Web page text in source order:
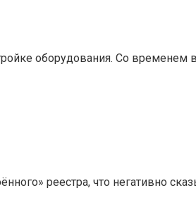
оборудования. Со временем
реестра, что негативно